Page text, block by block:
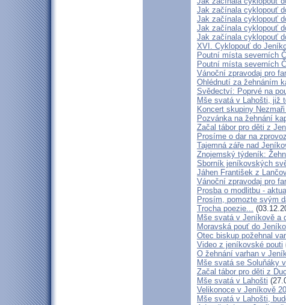
Jak začínala cyklopouť
Jak začínala cyklopouť
Jak začínala cyklopouť
Jak začínala cyklopouť
XVI. Cyklopouť do
Poutní místa severních
Poutní místa severních
Vánoční zpravodaj pro
Ohlédnutí za žehnáním
Svědectví: Poprvé na
Mše svatá v Lahošti, již
Koncert skupiny
Pozvánka na žehnání
Začal tábor pro děti z
Prosíme o dar na
Tajemná záře nad
Znojemský týdeník:
Sborník jeníkovských
Jáhen František z
Vánoční zpravodaj pro
Prosba o modlitbu -
Prosím, pomozte svým
Trocha poezie...
Mše svatá v Jeníkově a
Moravská pouť do
Otec biskup požehnal
Video z jeníkovské pouti
O žehnání varhan v
Mše svatá se Soluňáky
Začal tábor pro děti z
Mše svatá v Lahošti
Velikonoce v Jeníkově
Mše svatá v Lahošti,